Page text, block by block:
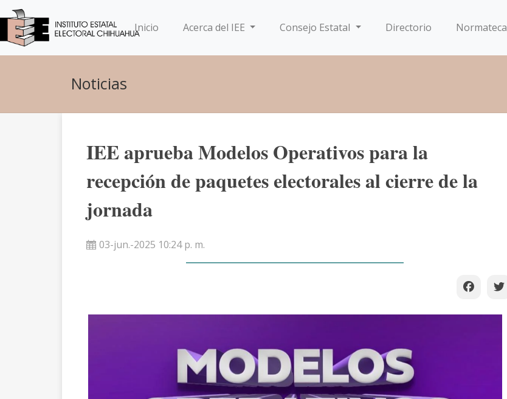
Inicio(current)Acerca del IEE Consejo Estatal Directorio Normateca
Noticias
IEE aprueba Modelos Operativos para la
recepción de paquetes electorales al cierre de la
jornada
03-jun.-2025 10:24 p. m.